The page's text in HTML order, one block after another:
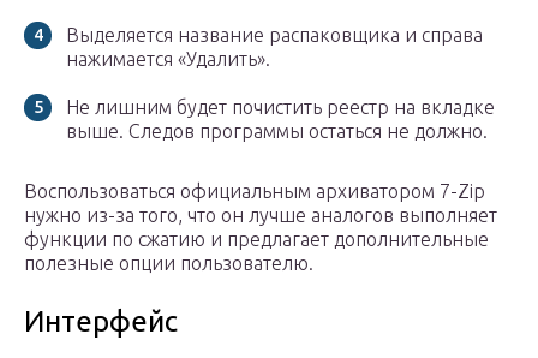
Выделяется название распаковщика и справа
нажимается «Удалить».
Не лишним будет почистить реестр на вкладке
выше. Следов программы остаться не должно.
Воспользоваться официальным архиватором 7-Zip
нужно из-за того, что он лучше аналогов выполняет
функции по сжатию и предлагает дополнительные
полезные опции пользователю.
Интерфейс